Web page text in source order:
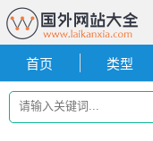
首页 类型